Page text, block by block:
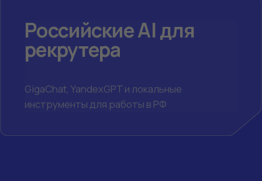
Владельцам
кадровых
агентств
Масштабирование бизнеса без
пропорционального роста команды